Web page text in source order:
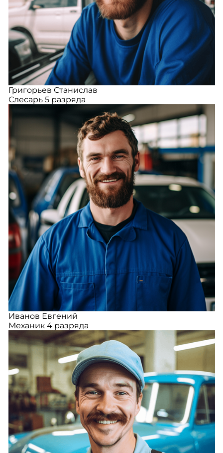
Григорьев Станислав
Слесарь 5 разряда
Иванов Евгений
Механик 4 разряда